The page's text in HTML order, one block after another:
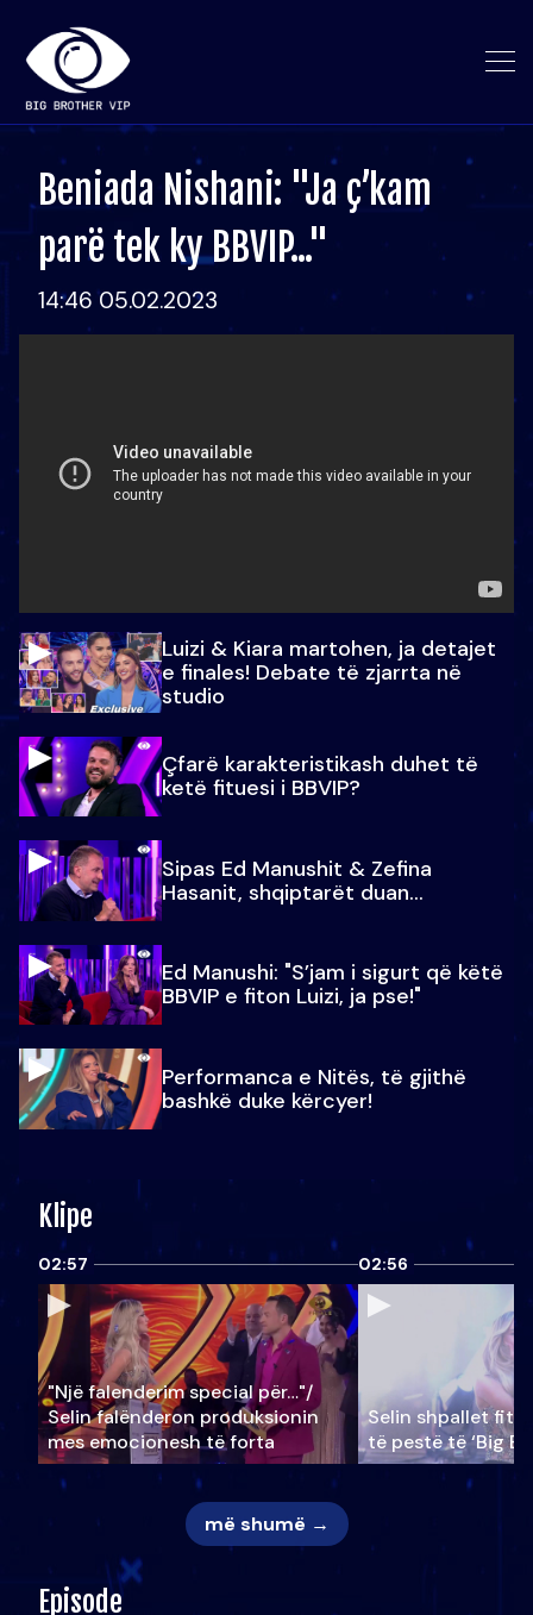
Beniada Nishani: "Ja ç’kam
parë tek ky BBVIP..."
14:46 05.02.2023
Luizi & Kiara martohen, ja detajet
e finales! Debate të zjarrta në
studio
Çfarë karakteristikash duhet të
ketë fituesi i BBVIP?
Sipas Ed Manushit & Zefina
Hasanit, shqiptarët duan...
Ed Manushi: "S’jam i sigurt që këtë
BBVIP e fiton Luizi, ja pse!"
Performanca e Nitës, të gjithë
bashkë duke kërcyer!
Klipe
02:57
"Një falenderim special për…"/
Selin falënderon produksionin
mes emocionesh të forta
02:56
Selin shpallet
të pestë të ‘Big
më shumë →
Episode